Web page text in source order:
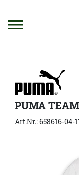
PUMA
Art.Nr.: 658616-04-